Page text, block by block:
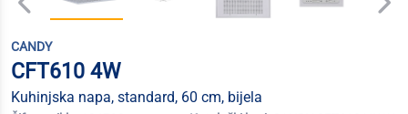
CANDY
CFT610 4W
Kuhinjska napa, standard, 60 cm, bijela